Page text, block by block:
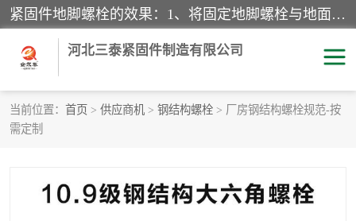
紧固件地脚螺栓的效果：1、将固定地脚螺栓与地面用水泥等物品灌溉在一起，可用来固定较小振荡和冲击的设备。2、活动地脚是一种可拆卸的地脚螺栓，可以固定有激烈振荡和冲击的大型机器设备。3、胀锚地脚螺栓用于固定比较简略且重量轻的设备，辅佐设备长期处于静止状态下。4、粘接地脚螺栓为一种使用广泛且常见的设备，它也是用来固定简略设备的小件。
河北三泰紧固件制造有限公司
当前位置： 首页 > 供应商机 > 钢结构螺栓 > 厂房钢结构螺栓规范-按
需定制
地脚螺栓